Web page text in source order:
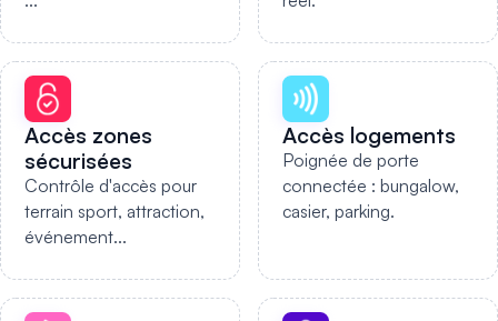
Accès zones
sécurisées
Contrôle d'accès pour
terrain sport, attraction,
événement...
Accès logements
Poignée de porte
connectée : bungalow,
casier, parking.